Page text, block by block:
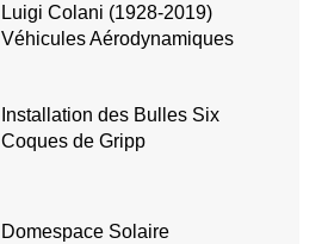
Luigi Colani (1928-2019)
Véhicules Aérodynamiques
Installation des Bulles Six
Coques de Gripp
Domespace Solaire